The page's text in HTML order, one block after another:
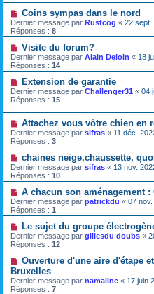
Coins sympas dans le nord
Dernier message par Rustcog « 22 sept.
Réponses : 8
Visite du forum?
Dernier message par Alain Deloin « 18
Réponses : 14
Extension de garantie
Dernier message par Challenger31 « 04
Réponses : 15
Attachez vous vôtre chien en
Dernier message par sifras « 11 déc.
Réponses : 3
chaines neige,chaussette,
Dernier message par sifras « 13 nov.
Réponses : 10
A chacun son aménagement
Dernier message par patrickdu « 07
Réponses : 1
Le sujet du groupe
Dernier message par gillesdu doubs «
Réponses : 12
Ouverture d'une aire d'étape
Bruxelles
Dernier message par namaline « 17 juin
Réponses : 7